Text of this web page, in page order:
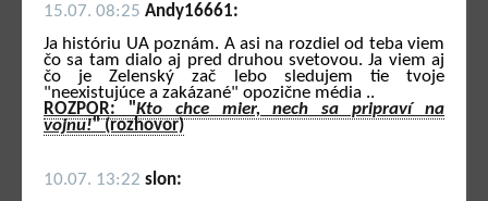
15.07. 08:25 Andy16661:
Ja históriu UA poznám. A asi na rozdiel od teba viem
čo sa tam dialo aj pred druhou svetovou. Ja viem aj
čo je Zelenský zač lebo sledujem tie tvoje
"neexistujúce a zakázané" opozične média ..
ROZPOR: "Kto chce mier, nech sa pripraví na
vojnu!" (rozhovor)
10.07. 13:22 slon: